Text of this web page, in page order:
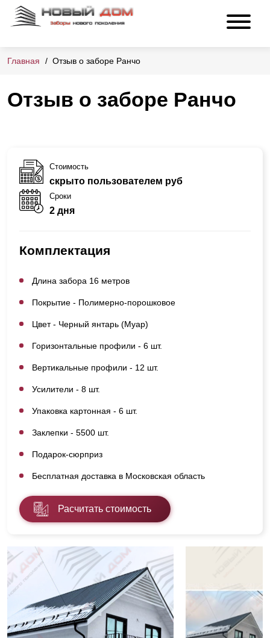
Главная Отзыв о заборе Ранчо
Отзыв о заборе Ранчо
Стоимость
скрыто пользователем руб
Сроки
2 дня
Комплектация
Длина забора 16 метров
Покрытие - Полимерно-порошковое
Цвет - Черный янтарь (Муар)
Горизонтальные профили - 6 шт.
Вертикальные профили - 12 шт.
Усилители - 8 шт.
Упаковка картонная - 6 шт.
Заклепки - 5500 шт.
Подарок-сюрприз
Бесплатная доставка в Московская область
Расчитать стоимость